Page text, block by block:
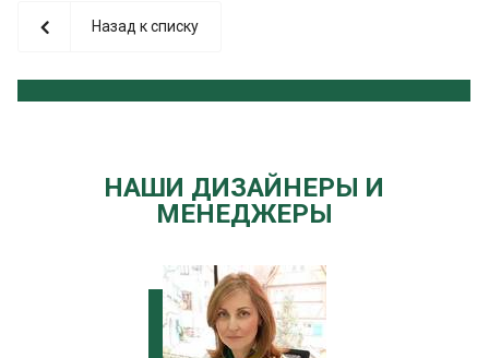
Назад к списку
НАШИ ДИЗАЙНЕРЫ И
МЕНЕДЖЕРЫ